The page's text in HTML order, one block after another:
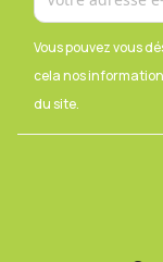
Vous pouvez vous
cela nos
du site.